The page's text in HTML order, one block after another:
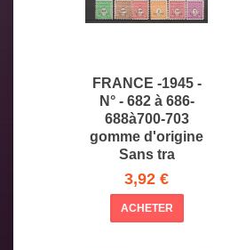
FRANCE -1945 -
N° - 682 à 686-
688à700-703
gomme d'origine
Sans tra
3,92 €
ACHETER